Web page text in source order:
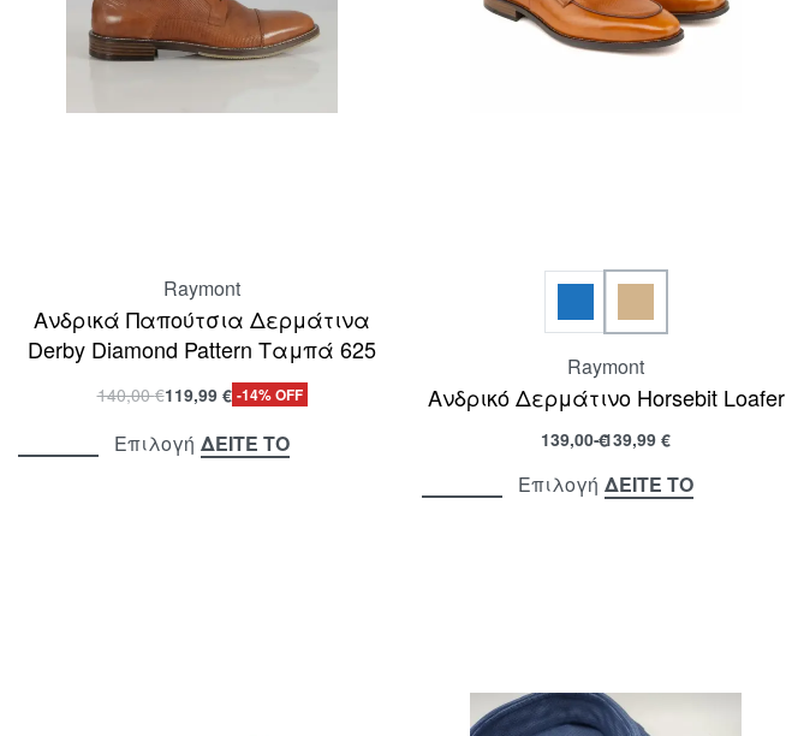
Raymont
Ανδρικά Παπούτσια Δερμάτινα
Derby Diamond Pattern Ταμπά 625
140,00€119,99 € -14% OFF
Επιλογή ΔΕΙΤΕ ΤΟ
Raymont
Ανδρικό Δερμάτινο Horsebit Loafer
139,00€139,99 €
Επιλογή ΔΕΙΤΕ ΤΟ